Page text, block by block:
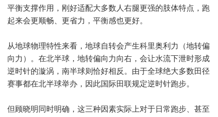
平衡支撑作用，刚好适配大多数人右腿更强的肢体特点，跑
起来会更顺畅、更省力，平衡感也更好。
从地球物理特性来看，地球自转会产生科里奥利力（地转偏
向力）。在北半球，地转偏向力向右，会让水流下泄时形成
逆时针的漩涡，南半球则恰好相反。由于全球绝大多数田径
赛事都在北半球举办，因此国际田联规定逆时针跑步。
但顾晓明同时明确，这三种因素实际上对于日常跑步、甚至